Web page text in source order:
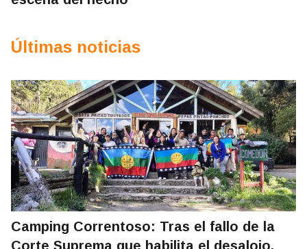
Últimas noticias
Camping Correntoso: Tras el fallo de la
Corte Suprema que habilita el desalojo,